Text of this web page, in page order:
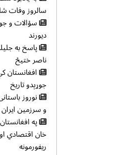
سالروز وفات
سؤالات و
دیورند
پاسخ به
ناصر ختیځ
افغانستان
جوړېدو تاریخ
نوروز
و سرزمین
په
خان اقتصادي
ریفورمونه